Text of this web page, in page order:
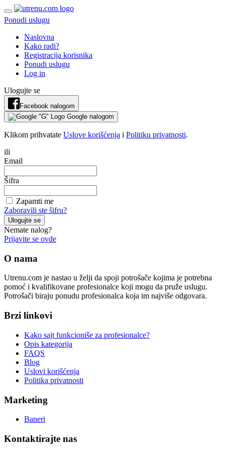
Ponudi uslugu
Naslovna
Kako radi?
Registracija korisnika
Ponudi uslugu
Log in
Ulogujte se
Facebook nalogom
Google nalogom
Klikom prihvatate Uslove korišćenja i Politiku privatnosti.
ili
Email
Šifra
Zapamti me
Zaboravili ste šifru?
Ulogujte se
Nemate nalog?
Prijavite se ovde
O nama
Utrenu.com je nastao u želji da spoji potrošače kojima je potrebna
pomoć i kvalifikovane profesionalce koji mogu da pruže uslugu.
Potrošači biraju ponudu profesionalca koja im najviše odgovara.
Brzi linkovi
Kako sajt funkcioniše za profesionalce?
Opis kategorija
FAQS
Blog
Uslovi korišćenja
Politika privatnosti
Marketing
Baneri
Kontaktirajte nas